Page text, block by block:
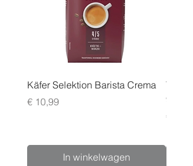
Käfer Selektion Barista Crema
Prijs
€ 10,99
In winkelwagen
96
Prijs
€ 24,99